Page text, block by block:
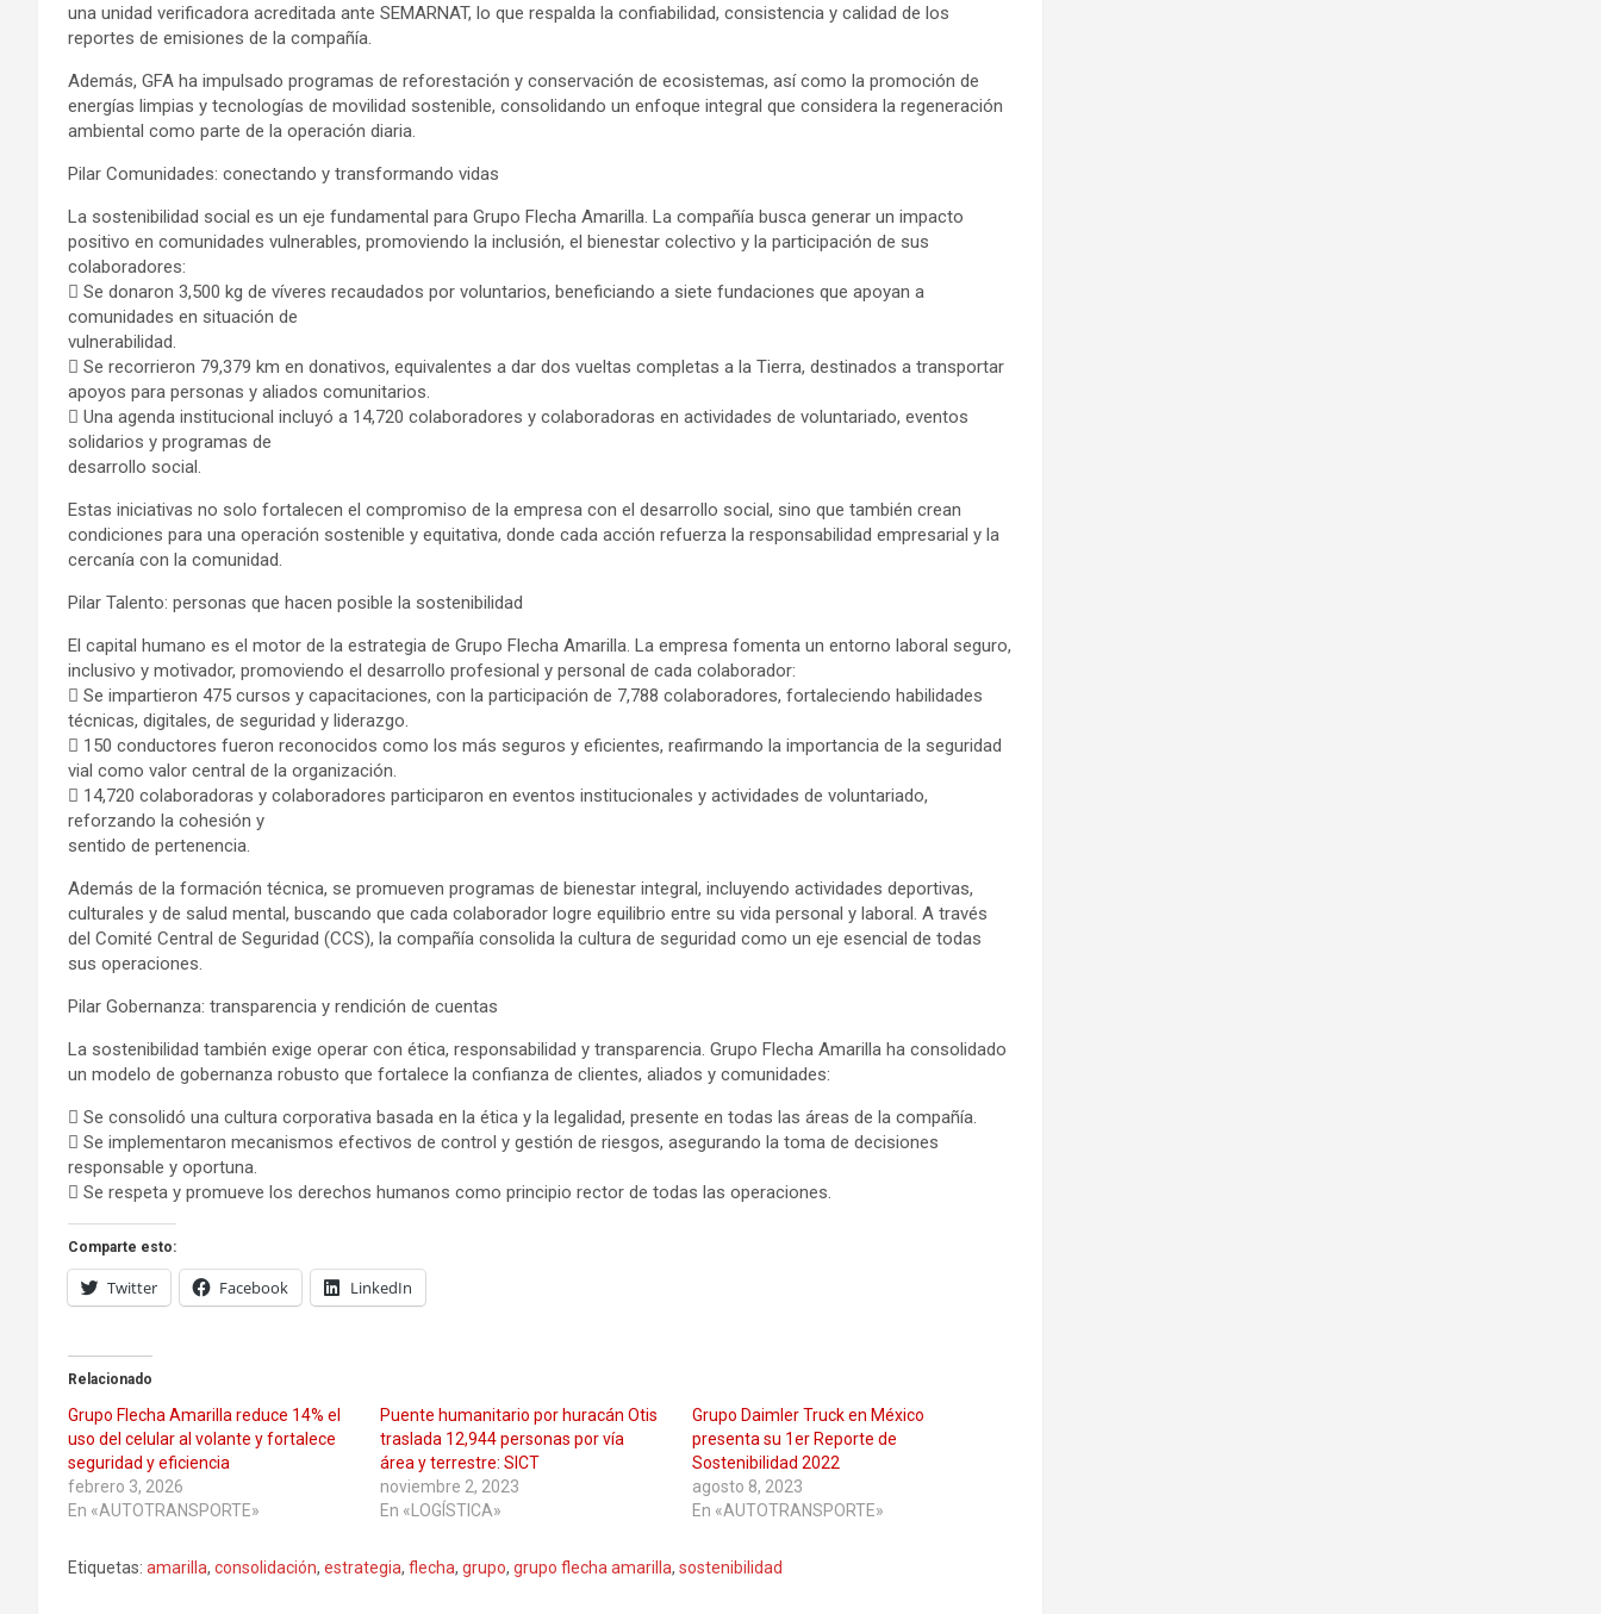
una unidad verificadora acreditada ante SEMARNAT, lo que respalda la confiabilidad, consistencia y calidad de los
reportes de emisiones de la compañía.
Además, GFA ha impulsado programas de reforestación y conservación de ecosistemas, así como la promoción de
energías limpias y tecnologías de movilidad sostenible, consolidando un enfoque integral que considera la regeneración
ambiental como parte de la operación diaria.
Pilar Comunidades: conectando y transformando vidas
La sostenibilidad social es un eje fundamental para Grupo Flecha Amarilla. La compañía busca generar un impacto
positivo en comunidades vulnerables, promoviendo la inclusión, el bienestar colectivo y la participación de sus
colaboradores:
 Se donaron 3,500 kg de víveres recaudados por voluntarios, beneficiando a siete fundaciones que apoyan a
comunidades en situación de
vulnerabilidad.
 Se recorrieron 79,379 km en donativos, equivalentes a dar dos vueltas completas a la Tierra, destinados a transportar
apoyos para personas y aliados comunitarios.
 Una agenda institucional incluyó a 14,720 colaboradores y colaboradoras en actividades de voluntariado, eventos
solidarios y programas de
desarrollo social.
Estas iniciativas no solo fortalecen el compromiso de la empresa con el desarrollo social, sino que también crean
condiciones para una operación sostenible y equitativa, donde cada acción refuerza la responsabilidad empresarial y la
cercanía con la comunidad.
Pilar Talento: personas que hacen posible la sostenibilidad
El capital humano es el motor de la estrategia de Grupo Flecha Amarilla. La empresa fomenta un entorno laboral seguro,
inclusivo y motivador, promoviendo el desarrollo profesional y personal de cada colaborador:
 Se impartieron 475 cursos y capacitaciones, con la participación de 7,788 colaboradores, fortaleciendo habilidades
técnicas, digitales, de seguridad y liderazgo.
 150 conductores fueron reconocidos como los más seguros y eficientes, reafirmando la importancia de la seguridad
vial como valor central de la organización.
 14,720 colaboradoras y colaboradores participaron en eventos institucionales y actividades de voluntariado,
reforzando la cohesión y
sentido de pertenencia.
Además de la formación técnica, se promueven programas de bienestar integral, incluyendo actividades deportivas,
culturales y de salud mental, buscando que cada colaborador logre equilibrio entre su vida personal y laboral. A través
del Comité Central de Seguridad (CCS), la compañía consolida la cultura de seguridad como un eje esencial de todas
sus operaciones.
Pilar Gobernanza: transparencia y rendición de cuentas
La sostenibilidad también exige operar con ética, responsabilidad y transparencia. Grupo Flecha Amarilla ha consolidado
un modelo de gobernanza robusto que fortalece la confianza de clientes, aliados y comunidades:
 Se consolidó una cultura corporativa basada en la ética y la legalidad, presente en todas las áreas de la compañía.
 Se implementaron mecanismos efectivos de control y gestión de riesgos, asegurando la toma de decisiones
responsable y oportuna.
 Se respeta y promueve los derechos humanos como principio rector de todas las operaciones.
Comparte esto:
Twitter Facebook LinkedIn
Relacionado
Grupo Flecha Amarilla reduce 14% el
uso del celular al volante y fortalece
seguridad y eficiencia
febrero 3, 2026
En «AUTOTRANSPORTE»
Puente humanitario por huracán Otis
traslada 12,944 personas por vía
área y terrestre: SICT
noviembre 2, 2023
En «LOGÍSTICA»
Grupo Daimler Truck en México
presenta su 1er Reporte de
Sostenibilidad 2022
agosto 8, 2023
En «AUTOTRANSPORTE»
Etiquetas: amarilla, consolidación, estrategia, flecha, grupo, grupo flecha amarilla, sostenibilidad